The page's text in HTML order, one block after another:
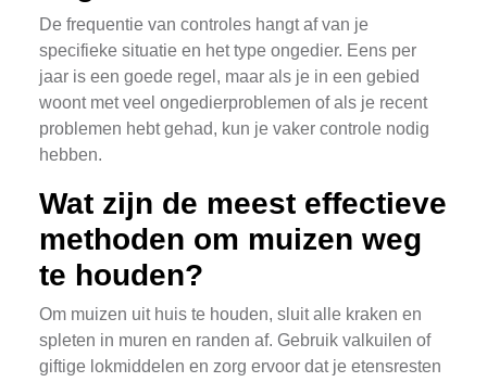
De frequentie van controles hangt af van je
specifieke situatie en het type ongedier. Eens per
jaar is een goede regel, maar als je in een gebied
woont met veel ongedierproblemen of als je recent
problemen hebt gehad, kun je vaker controle nodig
hebben.
Wat zijn de meest effectieve
methoden om muizen weg
te houden?
Om muizen uit huis te houden, sluit alle kraken en
spleten in muren en randen af. Gebruik valkuilen of
giftige lokmiddelen en zorg ervoor dat je etensresten